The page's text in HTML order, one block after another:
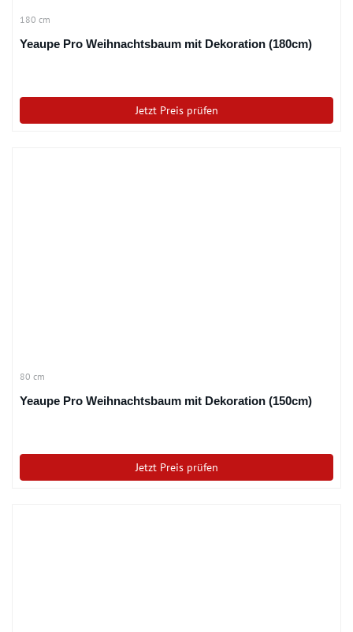
180 cm
Yeaupe Pro Weihnachtsbaum mit Dekoration (180cm)
Jetzt Preis prüfen
80 cm
Yeaupe Pro Weihnachtsbaum mit Dekoration (150cm)
Jetzt Preis prüfen